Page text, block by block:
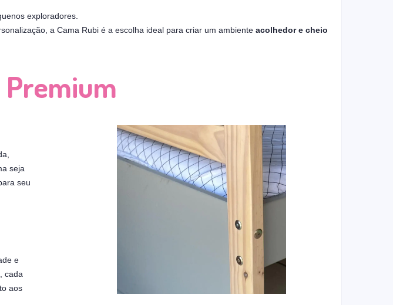
exploradores.
a Cama Rubi é a escolha ideal para criar um ambiente acolhedor e cheio
Premium
seja
seu
e
cada
aos